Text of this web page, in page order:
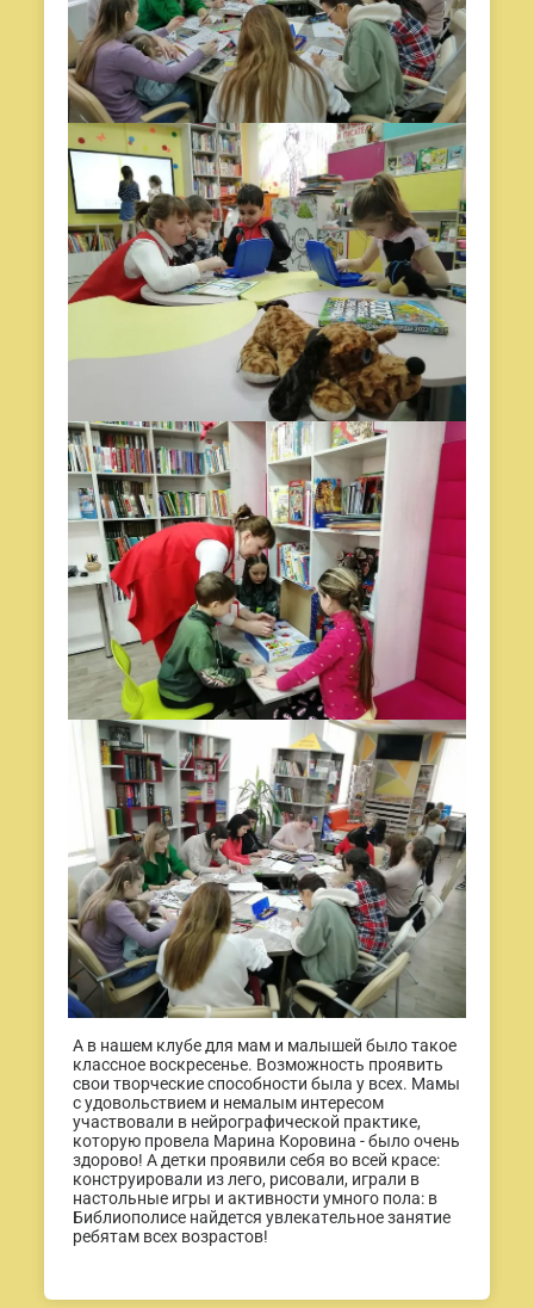
А в нашем клубе для мам и малышей было такое
классное воскресенье. Возможность проявить
свои творческие способности была у всех. Мамы
с удовольствием и немалым интересом
участвовали в нейрографической практике,
которую провела Марина Коровина - было очень
здорово! А детки проявили себя во всей красе:
конструировали из лего, рисовали, играли в
настольные игры и активности умного пола: в
Библиополисе найдется увлекательное занятие
ребятам всех возрастов!